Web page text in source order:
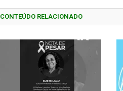
CONTEÚDO RELACIONADO